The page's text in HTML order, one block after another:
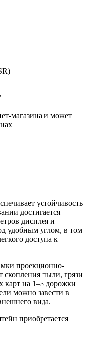
магазина и может
устойчивость
достигается
дисплея и
удобным углом, в том
доступа к
проекционно-
пыли, грязи
карт на 1–3 дорожки
можно завести в
вида.
приобретается